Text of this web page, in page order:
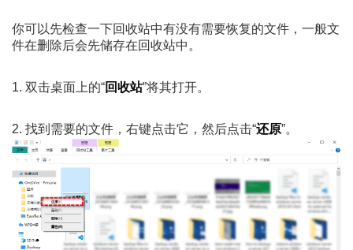
你可以先检查一下回收站中有没有需要恢复的文件，一般文
件在删除后会先储存在回收站中。
1. 双击桌面上的“回收站”将其打开。
2. 找到需要的文件，右键点击它，然后点击“还原”。